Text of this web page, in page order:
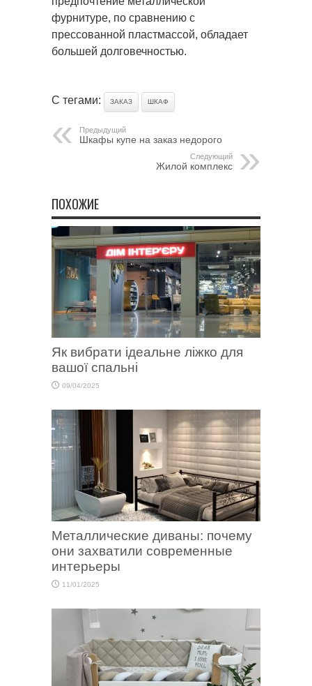
фурнитуре, по сравнению с
прессованной пластмассой, обладает
большей долговечностью.
С тегами: ЗАКАЗ ШКАФ
Предыдущий
Шкафы купе на заказ недорого
Следующий
Жилой комплекс
ПОХОЖИЕ
Як вибрати ідеальне ліжко для
вашої спальні
09/04/2025
Металлические диваны: почему
они захватили современные
интерьеры
11/01/2025